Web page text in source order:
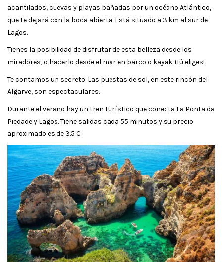
acantilados, cuevas y playas bañadas por un océano Atlántico,
que te dejará con la boca abierta. Está situado a 3 km al sur de
Lagos.
Tienes la posibilidad de disfrutar de esta belleza desde los
miradores, o hacerlo desde el mar en barco o kayak. ¡Tú eliges!
Te contamos un secreto. Las puestas de sol, en este rincón del
Algarve, son espectaculares.
Durante el verano hay un tren turístico que conecta La Ponta da
Piedade y Lagos. Tiene salidas cada 55 minutos y su precio
aproximado es de 3.5 €.